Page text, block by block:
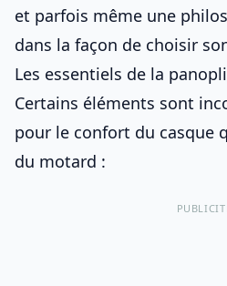
et parfois même une
dans la façon de choisir
Les essentiels de la
Certains éléments sont
pour le confort du casque
du motard :